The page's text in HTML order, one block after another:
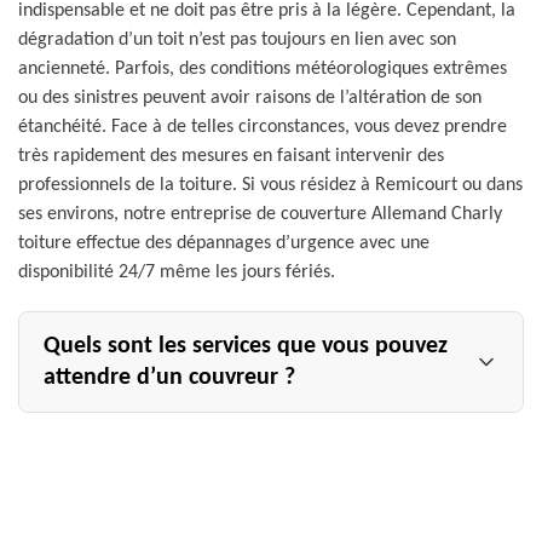
indispensable et ne doit pas être pris à la légère. Cependant, la
dégradation d’un toit n’est pas toujours en lien avec son
ancienneté. Parfois, des conditions météorologiques extrêmes
ou des sinistres peuvent avoir raisons de l’altération de son
étanchéité. Face à de telles circonstances, vous devez prendre
très rapidement des mesures en faisant intervenir des
professionnels de la toiture. Si vous résidez à Remicourt ou dans
ses environs, notre entreprise de couverture Allemand Charly
toiture effectue des dépannages d’urgence avec une
disponibilité 24/7 même les jours fériés.
Quels sont les services que vous pouvez
attendre d’un couvreur ?